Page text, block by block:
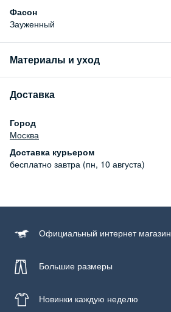
Фасон
Зауженный
Материалы и уход
99% хлопок, 1% эластан
Доставка
Город
Москва
Доставка курьером
бесплатно завтра (пн, 10 августа)
Официальный интернет магазин
Большие размеры
Новинки каждую неделю